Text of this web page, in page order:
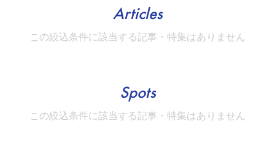
Articles
この絞込条件に該当する記事・特集はありません
Spots
この絞込条件に該当する記事・特集はありません